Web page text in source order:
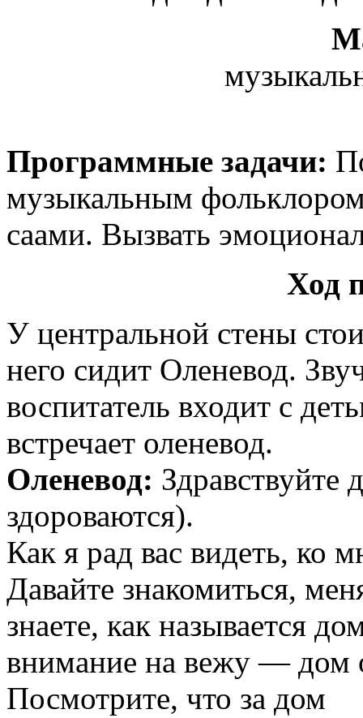
Программные задачи:
музыкальным
саами. Вызвать
Ход
У центральной стены
него сидит Оленевод.
воспитатель входит с
встречает оленевод.
Оленевод: Здравствуйте
здороваются).
Как я рад вас видеть, ко
Давайте знакомиться,
знаете, как называется
внимание на вежу — дом
Посмотрите, что за дом